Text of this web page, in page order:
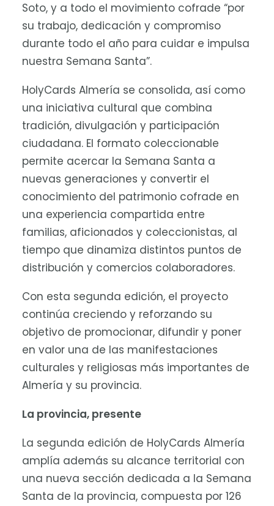
Soto, y a todo el movimiento cofrade “por
su trabajo, dedicación y compromiso
durante todo el año para cuidar e impulsa
nuestra Semana Santa”.
HolyCards Almería se consolida, así como
una iniciativa cultural que combina
tradición, divulgación y participación
ciudadana. El formato coleccionable
permite acercar la Semana Santa a
nuevas generaciones y convertir el
conocimiento del patrimonio cofrade en
una experiencia compartida entre
familias, aficionados y coleccionistas, al
tiempo que dinamiza distintos puntos de
distribución y comercios colaboradores.
Con esta segunda edición, el proyecto
continúa creciendo y reforzando su
objetivo de promocionar, difundir y poner
en valor una de las manifestaciones
culturales y religiosas más importantes de
Almería y su provincia.
La provincia, presente
La segunda edición de HolyCards Almería
amplía además su alcance territorial con
una nueva sección dedicada a la Semana
Santa de la provincia, compuesta por 126